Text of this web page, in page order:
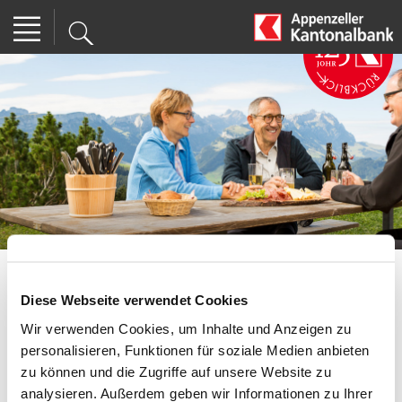
Diese Webseite verwendet Cookies
Wir verwenden Cookies, um Inhalte und Anzeigen zu
personalisieren, Funktionen für soziale Medien anbieten
zu können und die Zugriffe auf unsere Website zu
analysieren. Außerdem geben wir Informationen zu Ihrer
Disclaimer
Um fortzufahren, bestätigen Sie bitte, dass Sie Ihren
Wohnsitz in der Schweiz haben und weder eine US-Person